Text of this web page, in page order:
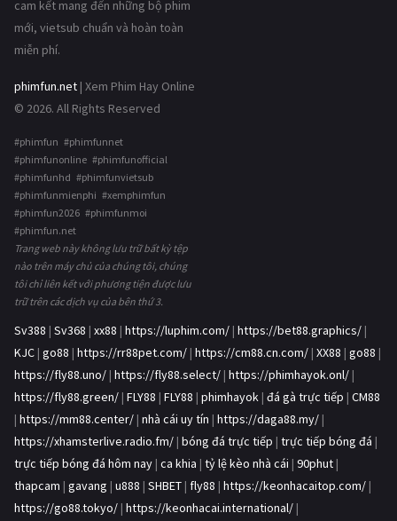
cam kết mang đến những bộ phim
mới, vietsub chuẩn và hoàn toàn
miễn phí.
phimfun.net | Xem Phim Hay Online
© 2026. All Rights Reserved
#phimfun #phimfunnet
#phimfunonline #phimfunofficial
#phimfunhd #phimfunvietsub
#phimfunmienphi #xemphimfun
#phimfun2026 #phimfunmoi
#phimfun.net
Trang web này không lưu trữ bất kỳ tệp
nào trên máy chủ của chúng tôi, chúng
tôi chỉ liên kết với phương tiện được lưu
trữ trên các dịch vụ của bên thứ 3.
Sv388 | Sv368 | xx88 | https://luphim.com/ | https://bet88.graphics/ |
KJC | go88 | https://rr88pet.com/ | https://cm88.cn.com/ | XX88 | go88 |
https://fly88.uno/ | https://fly88.select/ | https://phimhayok.onl/ |
https://fly88.green/ | FLY88 | FLY88 | phimhayok | đá gà trực tiếp | CM88
| https://mm88.center/ | nhà cái uy tín | https://daga88.my/ |
https://xhamsterlive.radio.fm/ | bóng đá trực tiếp | trực tiếp bóng đá |
trực tiếp bóng đá hôm nay | ca khia | tỷ lệ kèo nhà cái | 90phut |
thapcam | gavang | u888 | SHBET | fly88 | https://keonhacaitop.com/ |
https://go88.tokyo/ | https://keonhacai.international/ |